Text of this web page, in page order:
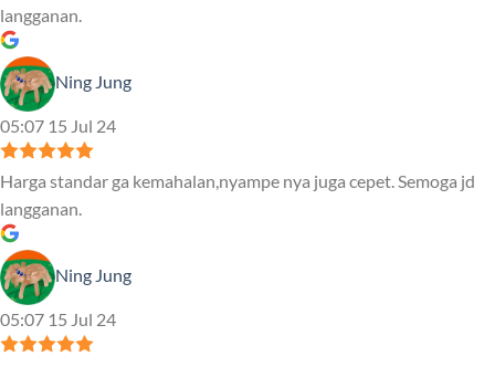
langganan.
Ning Jung
05:07 15 Jul 24
Harga standar ga kemahalan,nyampe nya juga cepet. Semoga jd
langganan.
Ning Jung
05:07 15 Jul 24